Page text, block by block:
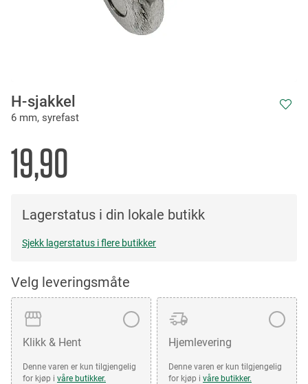
H-sjakkel
6 mm, syrefast
19,90
Lagerstatus i din lokale butikk
Sjekk lagerstatus i flere butikker
Velg leveringsmåte
Klikk & Hent
Denne varen er kun tilgjengelig
for kjøp i våre butikker.
Hjemlevering
Denne varen er kun tilgjengelig
for kjøp i våre butikker.
to
the
of
the
images